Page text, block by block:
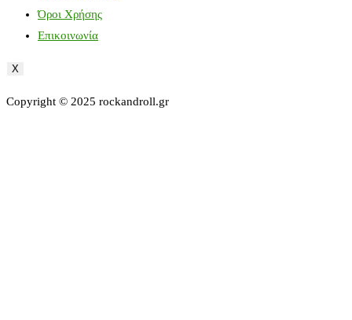
Όροι Χρήσης
Επικοινωνία
X
Copyright © 2025 rockandroll.gr